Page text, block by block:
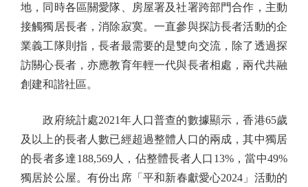
地，同時各區關愛隊、房屋署及社署跨部門合作，主動
接觸獨居長者，消除寂寞。一直參與探訪長者活動的企
業義工隊則指，長者最需要的是雙向交流，除了透過探
訪關心長者，亦應教育年輕一代與長者相處，兩代共融
創建和諧社區。
政府統計處2021年人口普查的數據顯示，香港65歲
及以上的長者人數已經超過整體人口的兩成，其中獨居
的長者多達188,569人，佔整體長者人口13%，當中49%
獨居於公屋。有份出席「平和新春獻愛心2024」活動的